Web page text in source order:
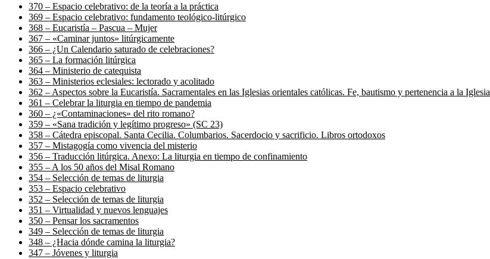
370 – Espacio celebrativo: de la teoría a la práctica
369 – Espacio celebrativo: fundamento teológico-litúrgico
368 – Eucaristía – Pascua – Mujer
367 – «Caminar juntos» litúrgicamente
366 – ¿Un Calendario saturado de celebraciones?
365 – La formación litúrgica
364 – Ministerio de catequista
363 – Ministerios eclesiales: lectorado y acolitado
362 – Aspectos sobre la Eucaristía. Sacramentales en las Iglesias orientales católicas. Fe, bautismo y pertenencia a la Iglesia
361 – Celebrar la liturgia en tiempo de pandemia
360 – ¿«Contaminaciones» del rito romano?
359 – «Sana tradición y legítimo progreso» (SC 23)
358 – Cátedra episcopal. Santa Cecilia. Columbarios. Sacerdocio y sacrificio. Libros ortodoxos
357 – Mistagogía como vivencia del misterio
356 – Traducción litúrgica. Anexo: La liturgia en tiempo de confinamiento
355 – A los 50 años del Misal Romano
354 – Selección de temas de liturgia
353 – Espacio celebrativo
352 – Selección de temas de liturgia
351 – Virtualidad y nuevos lenguajes
350 – Pensar los sacramentos
349 – Selección de temas de liturgia
348 – ¿Hacia dónde camina la liturgia?
347 – Jóvenes y liturgia